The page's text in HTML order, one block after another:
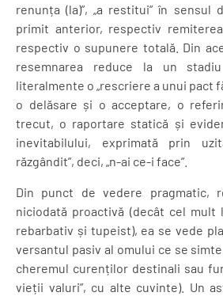
renunța (la)”, „a restitui” în sensul
primit anterior, respectiv
respectiv o supunere totală. Din
resemnarea reduce la un
literalmente o „rescriere a unui pact
o delăsare și o acceptare, o
trecut, o raportare statică și
inevitabilului, exprimată prin
răzgândit”, deci, „n-ai ce-i face”.
Din punct de vedere pragmatic,
niciodată proactivă (decât cel mult
rebarbativ și tupeist), ea se vede
versantul pasiv al omului ce se simte
cheremul curenților destinali sau
vieții valuri”, cu alte cuvinte). Un